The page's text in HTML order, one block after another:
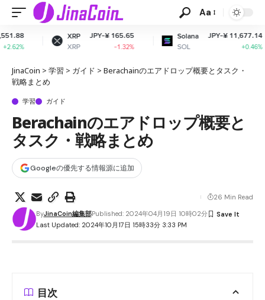
Aa
XRP
XRP
JPY-¥ 165.65
-1.32%
Solana
SOL
JPY-¥ 11,677.14
JinaCoin > 学習 > ガイド > Berachainのエアドロップ概要とタスク・
戦略まとめ
学習 ガイド
Berachainのエアドロップ概要と
タスク・戦略まとめ
Googleの優先する情報源に追加
Last Updated: 2024年10月17日 15時33分 3:33 PM
ByJinaCoin編集部Published: 2024年04月19日 10時02分
26 Min Read
目次